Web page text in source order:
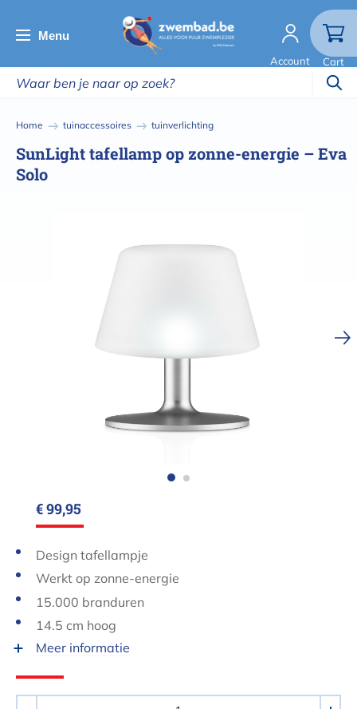
en
de
inhoud
Menu
Account Cart
Kruimelpad
Home tuinaccessoires tuinverlichting
SunLight tafellamp op zonne-energie – Eva
Solo
€ 99,95
Design tafellampje
Werkt op zonne-energie
15.000 branduren
14.5 cm hoog
Meer informatie